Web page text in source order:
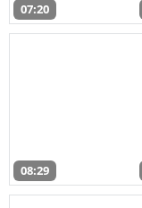
07:20
08:29